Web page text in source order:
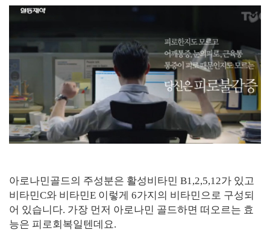
아로나민골드의 주성분은 활성비타민 B1,2,5,12가 있고
비타민C와 비타민E 이렇게 6가지의 비타민으로 구성되
어 있습니다. 가장 먼저 아로나민 골드하면 떠오르는 효
능은 피로회복일텐데요.